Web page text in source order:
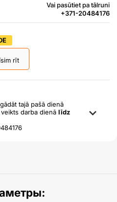
Vai pasūtiet pa tālruni
+371-20484176
rīt
tajā pašā dienā
darba dienā līdz